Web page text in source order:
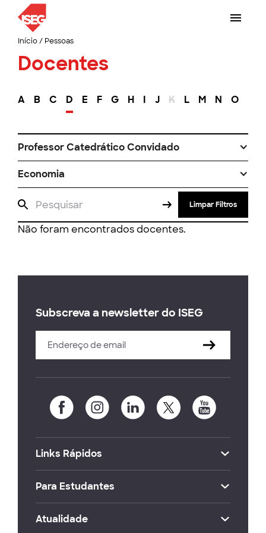
Início/ Pessoas
Docentes
A B C D E F G H I J K L M N O
Professor Catedrático Convidado
Economia
Limpar Filtros
Não foram encontrados docentes.
Subscreva a newsletter do ISEG
Links Rápidos
Para Estudantes
Atualidade